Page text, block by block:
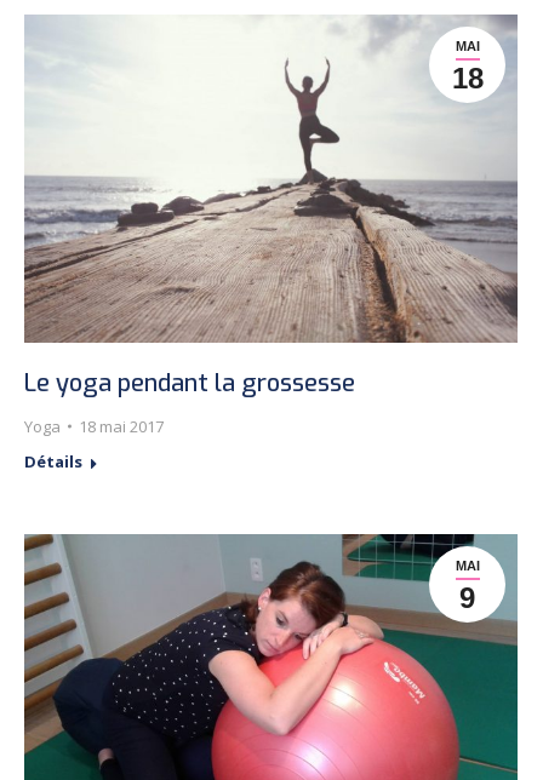
MAI
18
Le yoga pendant la grossesse
Yoga
18 mai 2017
Détails
MAI
9